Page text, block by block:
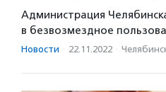
Администрация
в безвозмездное
Новости · 22.11.2022 ·